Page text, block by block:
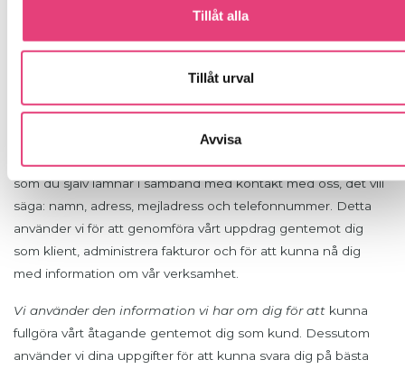
Tillåt alla
Tillåt urval
Avvisa
Ställer vi in en kurs på grund av för få deltagare ombokas du i
återbetalning av den erlagda avgiften.
Lagring av personuppgifter
Den information vi samlar in är
som du själv lämnar i samband med kontakt med oss, det vill
säga: namn, adress, mejladress och telefonnummer. Detta
använder vi för att genomföra vårt uppdrag gentemot dig
som klient, administrera fakturor och för att kunna nå dig
med information om vår verksamhet.
Vi använder den information vi har om dig för att kunna
fullgöra vårt åtagande gentemot dig som kund. Dessutom
använder vi dina uppgifter för att kunna svara dig på bästa